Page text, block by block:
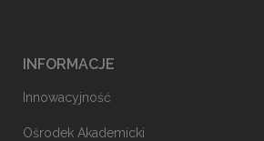
INFORMACJE
Innowacyjność
Ośrodek Akademicki